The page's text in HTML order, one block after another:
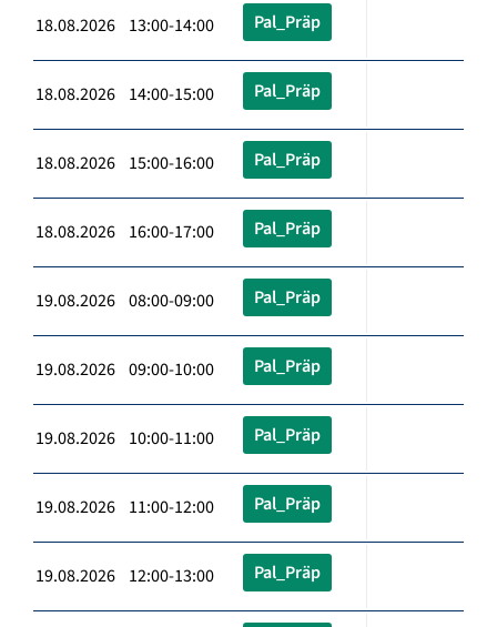
18.08.2026 13:00-14:00 Pal_Präp
18.08.2026 14:00-15:00 Pal_Präp
18.08.2026 15:00-16:00 Pal_Präp
18.08.2026 16:00-17:00 Pal_Präp
19.08.2026 08:00-09:00 Pal_Präp
19.08.2026 09:00-10:00 Pal_Präp
19.08.2026 10:00-11:00 Pal_Präp
19.08.2026 11:00-12:00 Pal_Präp
19.08.2026 12:00-13:00 Pal_Präp